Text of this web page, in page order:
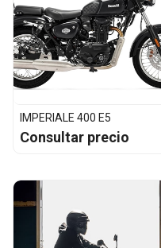
IMPERIALE 400 E5
Consultar precio